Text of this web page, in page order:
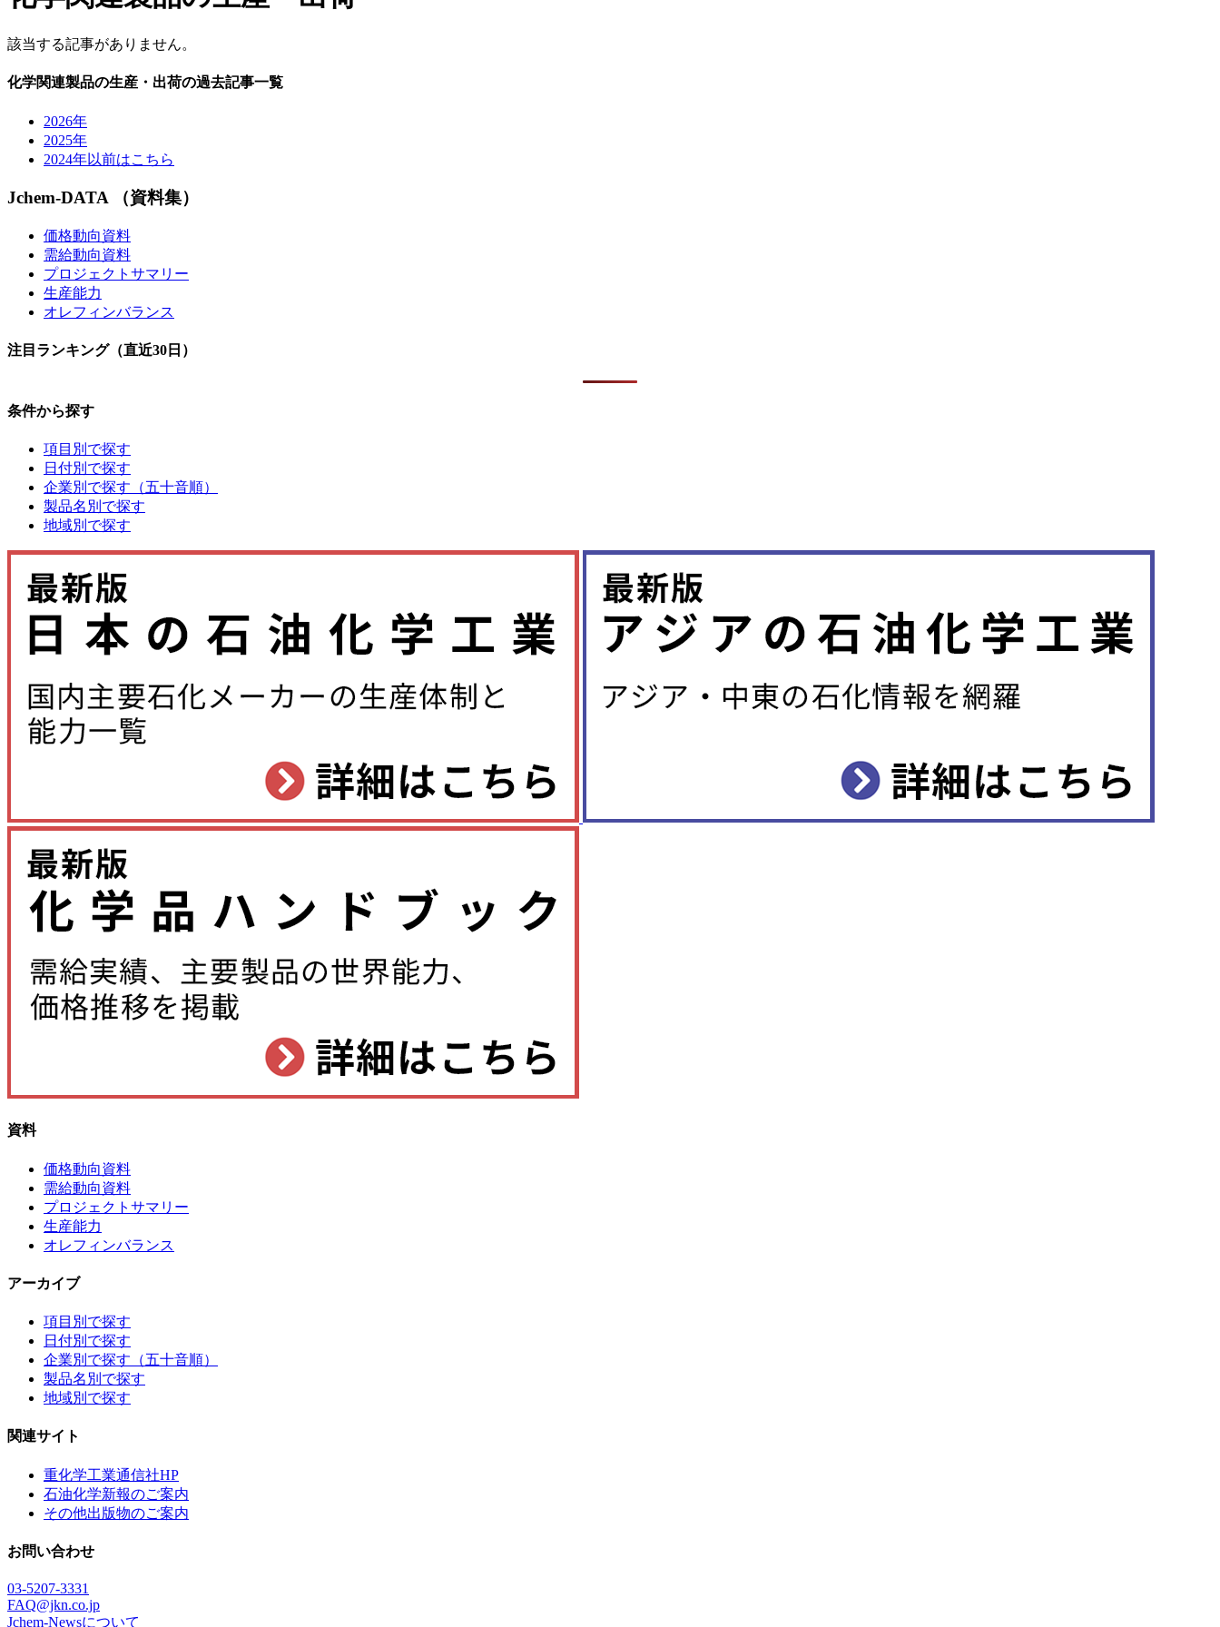
該当する記事がありません。
化学関連製品の生産・出荷の過去記事一覧
2026年
2025年
2024年以前はこちら
Jchem-DATA （資料集）
価格動向資料
需給動向資料
プロジェクトサマリー
生産能力
オレフィンバランス
注目ランキング（直近30日）
条件から探す
項目別で探す
日付別で探す
企業別で探す（五十音順）
製品名別で探す
地域別で探す
資料
価格動向資料
需給動向資料
プロジェクトサマリー
生産能力
オレフィンバランス
アーカイブ
項目別で探す
日付別で探す
企業別で探す（五十音順）
製品名別で探す
地域別で探す
関連サイト
重化学工業通信社HP
石油化学新報のご案内
その他出版物のご案内
お問い合わせ
03-5207-3331
FAQ@jkn.co.jp
Jchem-Newsについて